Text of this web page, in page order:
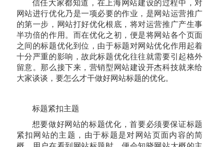
信任大家都知道，在上海网站建设的过程中，对
网站进行优化乃是一项必要的作业，是网站运营推广
的第一步，网站打好优化根底，将对运营推广产生事
半功倍的作用。而在优化之初，便是将网站各个页面
之间的标题优化到位，由于标题对网站优化作用起着
十分严重的影响，故此标题优化往往就需要引起格外
留意。那么接下来，营销型网站建设开杰科技就来给
大家谈谈，要怎么才干做好网站标题的优化。
标题紧扣主题
想要做好网站的标题优化，首要必须要保证标题
紧扣网站的主题，由于标题是对网站页面内容的简